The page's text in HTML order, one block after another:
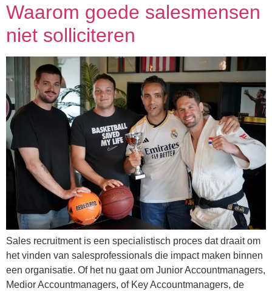
Waarom goede salesmensen
niet solliciteren
Sales recruitment is een specialistisch proces dat draait om
het vinden van salesprofessionals die impact maken binnen
een organisatie. Of het nu gaat om Junior Accountmanagers,
Medior Accountmanagers, of Key Accountmanagers, de